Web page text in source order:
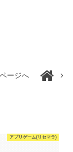
ージへ
アプリゲーム(リセマラ)